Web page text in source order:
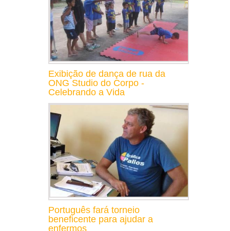
Exibição de dança de rua da
ONG Studio do Corpo -
Celebrando a Vida
Português fará torneio
beneficente para ajudar a
enfermos